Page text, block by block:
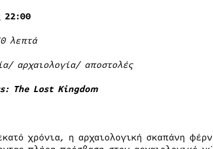
22:00
λεπτά
αρχαιολογία/ αποστολές
The Lost Kingdom
χρόνια, η αρχαιολογική σκαπάνη